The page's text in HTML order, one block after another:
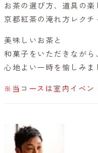
お茶の選び方、道具の楽
京都紅茶の淹れ方レクチ
美味しいお茶と
和菓子をいただきながら
心地よい一時を愉しみま
※当コースは室内イベン